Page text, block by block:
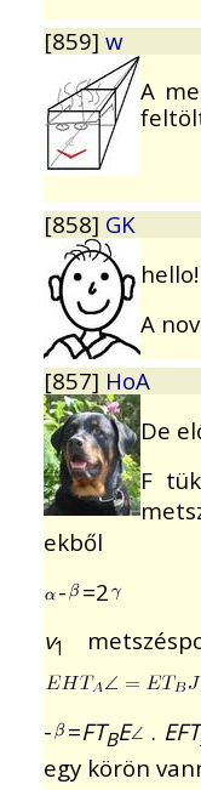
[859] w
A
[858] GK
hello!
A
[857] HoA
De
F
ekből
- =2
v1
- =FTBE . EFT
egy körön